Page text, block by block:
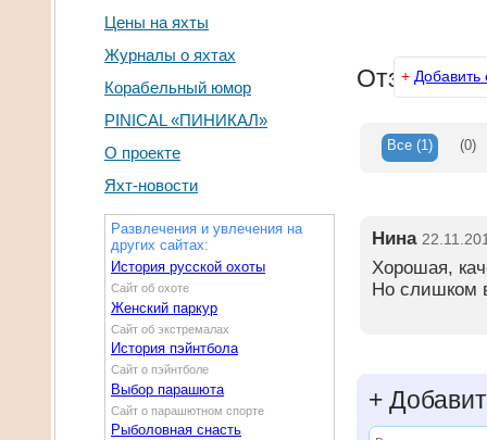
Цены на яхты
Журналы о яхтах
Корабельный юмор
PINICAL «ПИНИКАЛ»
О проекте
Яхт-новости
Развлечения и увлечения на
других сайтах:
История русской охоты
Сайт об охоте
Женский паркур
Сайт об экстремалах
История пэйнтбола
Сайт о пэйнтболе
Выбор парашюта
Сайт о парашютном спорте
Рыболовная снасть
Отзывы
+ Добавить
Все (1) (0)
Нина
Хорошая,
Но слишком
+